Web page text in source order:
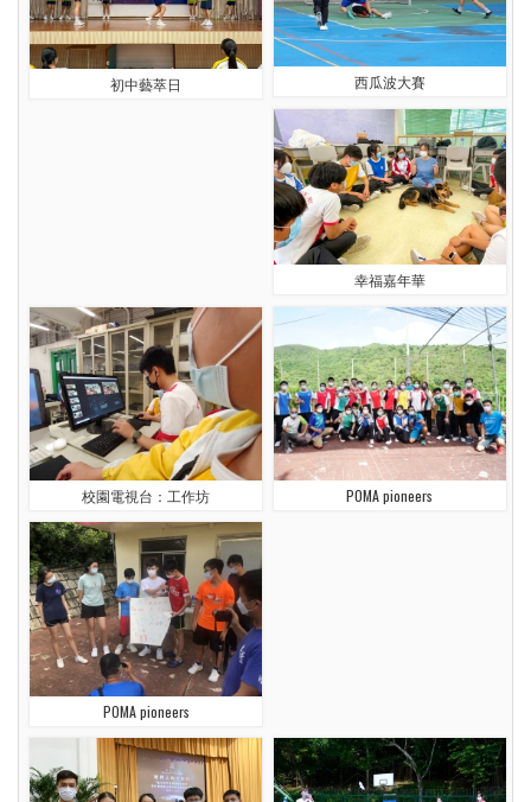
初中藝萃日 西瓜波大賽
幸福嘉年華
校園電視台：工作坊 POMA pioneers
POMA pioneers